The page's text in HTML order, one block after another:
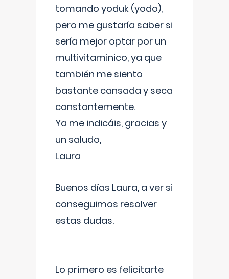
tomando yoduk (yodo),
pero me gustaría saber si
sería mejor optar por un
multivitaminico, ya que
también me siento
bastante cansada y seca
constantemente.
Ya me indicáis, gracias y
un saludo,
Laura
Buenos días Laura, a ver si
conseguimos resolver
estas dudas.
Lo primero es felicitarte